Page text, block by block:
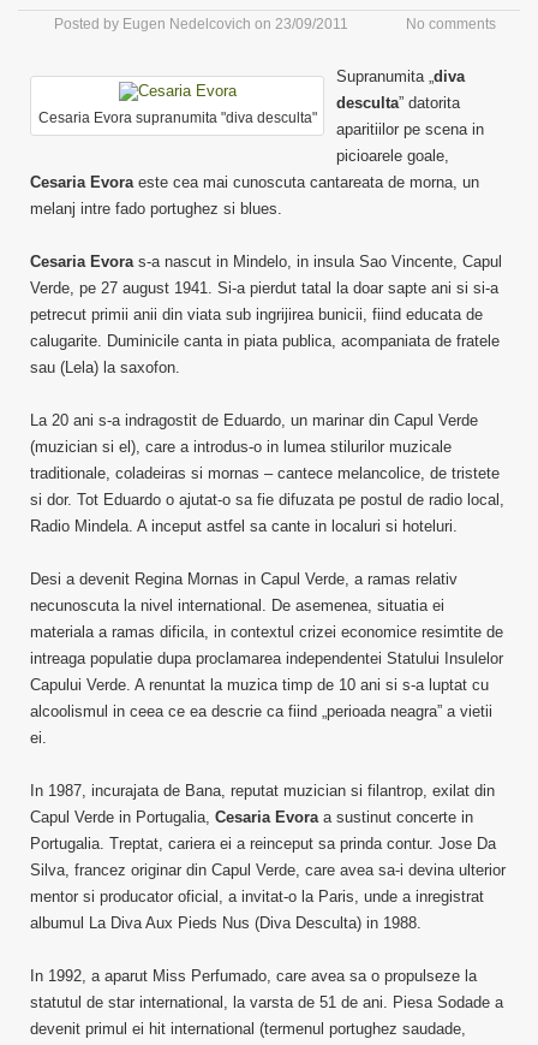
Posted by Eugen Nedelcovich on 23/09/2011 No comments
Cesaria Evora supranumita "diva desculta"
Supranumita „diva
desculta” datorita
aparitiilor pe scena in
picioarele goale,
Cesaria Evoraeste cea mai cunoscuta cantareata de morna, un
melanj intre fado portughez si blues.
Cesaria Evoras-a nascut in Mindelo, in insula Sao Vincente, Capul
Verde, pe 27 august 1941. Si-a pierdut tatal la doar sapte ani si si-a
petrecut primii anii din viata sub ingrijirea bunicii, fiind educata de
calugarite. Duminicile canta in piata publica, acompaniata de fratele
sau (Lela) la saxofon.
La 20 ani s-a indragostit de Eduardo, un marinar din Capul Verde
(muzician si el), care a introdus-o in lumea stilurilor muzicale
traditionale, coladeiras si mornas – cantece melancolice, de tristete
si dor. Tot Eduardo o ajutat-o sa fie difuzata pe postul de radio local,
Radio Mindela. A inceput astfel sa cante in localuri si hoteluri.
Desi a devenit Regina Mornas in Capul Verde, a ramas relativ
necunoscuta la nivel international. De asemenea, situatia ei
materiala a ramas dificila, in contextul crizei economice resimtite de
intreaga populatie dupa proclamarea independentei Statului Insulelor
Capului Verde. A renuntat la muzica timp de 10 ani si s-a luptat cu
alcoolismul in ceea ce ea descrie ca fiind „perioada neagra” a vietii
ei.
In 1987, incurajata de Bana, reputat muzician si filantrop, exilat din
Capul Verde in Portugalia, Cesaria Evora a sustinut concerte in
Portugalia. Treptat, cariera ei a reinceput sa prinda contur. Jose Da
Silva, francez originar din Capul Verde, care avea sa-i devina ulterior
mentor si producator oficial, a invitat-o la Paris, unde a inregistrat
albumul La Diva Aux Pieds Nus (Diva Desculta) in 1988.
In 1992, a aparut Miss Perfumado, care avea sa o propulseze la
statutul de star international, la varsta de 51 de ani. Piesa Sodade a
devenit primul ei hit international (termenul portughez saudade,